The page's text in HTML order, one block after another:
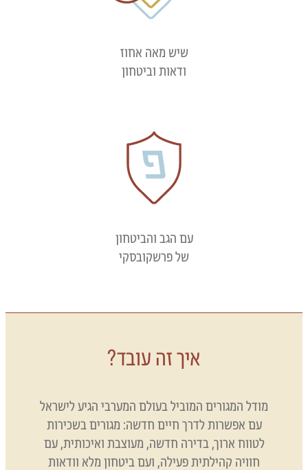
שיש מאה אחוז
ודאות וביטחון​
עם הגב והביטחון
של פרשקובסקי​
איך זה עובד?
מודל המגורים המוביל בעולם המערבי הגיע לישראל
עם אפשרות לדרך חיים חדשה: מגורים בשכירות
לטווח ארוך, בדירה חדשה, מעוצבת ואיכותית, עם
חוויה קהילתית פעילה, ועם ביטחון מלא וודאות